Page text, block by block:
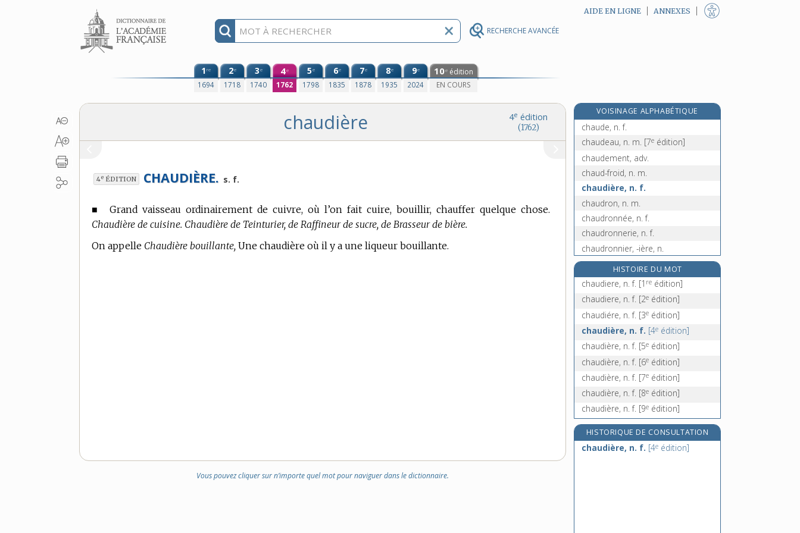
RECHERCHE AVANCÉE
Aller au contenu AIDE EN LIGNE ANNEXES
1re
1694
2e
1718
3e
1740
4e
1762
5e
1798
6e
1835
7e
1878
8e
1935
9e
2024
10e édition
EN COURS
4e édition
(1762)
chaudière
4e ÉDITION CHAUDIÈRE. s. f.
■Grand vaisseau ordinairement de cuivre, où l’on fait cuire, bouillir, chauffer quelque chose.
Chaudière de cuisine. Chaudière de Teinturier, de Raffineur de sucre, de Brasseur de bière.
On appelle Chaudière bouillante, Une chaudière où il y a une liqueur bouillante.
Vous pouvez cliquer sur n’importe quel mot pour naviguer dans le dictionnaire.
VOISINAGE ALPHABÉTIQUE
chaud, chaude, adj. et n.
chaude, n. f.
chaudeau, n. m. [7e édition]
chaudement, adv.
chaud-froid, n. m.
chaudière, n. f.
chaudron, n. m.
chaudronnée, n. f.
chaudronnerie, n. f.
chaudronnier, -ière, n.
chauffage, n. m.
chauffagiste, n.
chauffant, -ante, adj.
HISTOIRE DU MOT
chaudiere, n. f. [1 re édition]
chaudiere, n. f. [2e édition]
chaudiére, n. f. [3e édition]
chaudière, n. f. [4e édition]
chaudière, n. f. [5e édition]
chaudière, n. f. [6e édition]
chaudière, n. f. [7e édition]
chaudière, n. f. [8e édition]
chaudière, n. f. [9e édition]
HISTORIQUE DE CONSULTATION
chaudière, n. f. [4e édition]